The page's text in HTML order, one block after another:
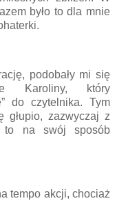
było to dla mnie
podobały mi się
Karoliny, który
do czytelnika. Tym
głupio, zazwyczaj z
to na swój sposób
tempo akcji, chociaż